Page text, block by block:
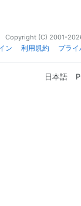
Copyright (C) 2001-
ン 利用規約 プラ
日本語